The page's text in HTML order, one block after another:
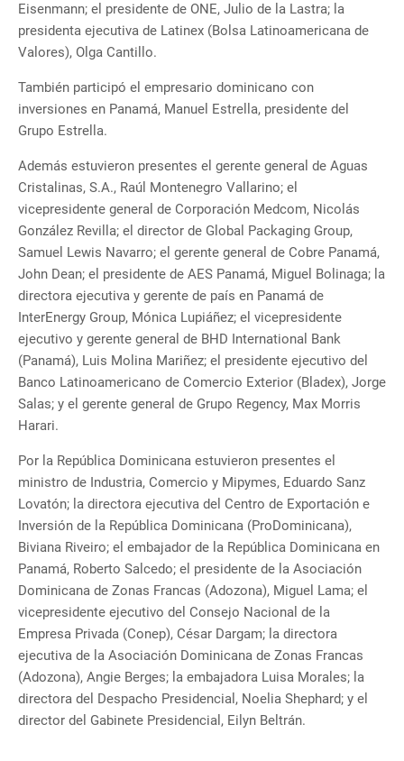
Eisenmann; el presidente de ONE, Julio de la Lastra; la
presidenta ejecutiva de Latinex (Bolsa Latinoamericana de
Valores), Olga Cantillo.
También participó el empresario dominicano con
inversiones en Panamá, Manuel Estrella, presidente del
Grupo Estrella.
Además estuvieron presentes el gerente general de Aguas
Cristalinas, S.A., Raúl Montenegro Vallarino; el
vicepresidente general de Corporación Medcom, Nicolás
González Revilla; el director de Global Packaging Group,
Samuel Lewis Navarro; el gerente general de Cobre Panamá,
John Dean; el presidente de AES Panamá, Miguel Bolinaga; la
directora ejecutiva y gerente de país en Panamá de
InterEnergy Group, Mónica Lupiáñez; el vicepresidente
ejecutivo y gerente general de BHD International Bank
(Panamá), Luis Molina Mariñez; el presidente ejecutivo del
Banco Latinoamericano de Comercio Exterior (Bladex), Jorge
Salas; y el gerente general de Grupo Regency, Max Morris
Harari.
Por la República Dominicana estuvieron presentes el
ministro de Industria, Comercio y Mipymes, Eduardo Sanz
Lovatón; la directora ejecutiva del Centro de Exportación e
Inversión de la República Dominicana (ProDominicana),
Biviana Riveiro; el embajador de la República Dominicana en
Panamá, Roberto Salcedo; el presidente de la Asociación
Dominicana de Zonas Francas (Adozona), Miguel Lama; el
vicepresidente ejecutivo del Consejo Nacional de la
Empresa Privada (Conep), César Dargam; la directora
ejecutiva de la Asociación Dominicana de Zonas Francas
(Adozona), Angie Berges; la embajadora Luisa Morales; la
directora del Despacho Presidencial, Noelia Shephard; y el
director del Gabinete Presidencial, Eilyn Beltrán.